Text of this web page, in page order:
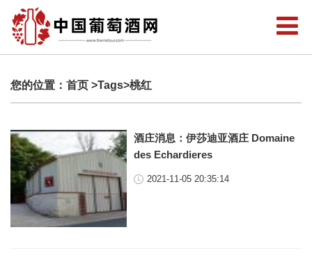
您的位置： 首页 >Tags>桃红
酒庄消息：伊莎迪亚酒庄 Domaine
des Echardieres
2021-11-05 20:35:14